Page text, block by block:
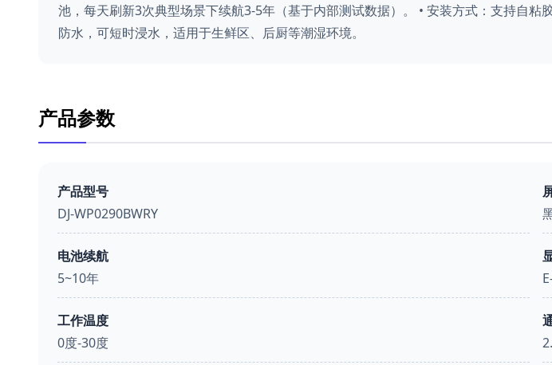
池，每天刷新3次典型场景下续航3-5年（基于内部测试数据）。 • 安装方式：支持自
防水，可短时浸水，适用于生鲜区、后厨等潮湿环境。
产品参数
产品型号
DJ-WP0290BWRY
电池续航
5~10年
工作温度
0度-30度